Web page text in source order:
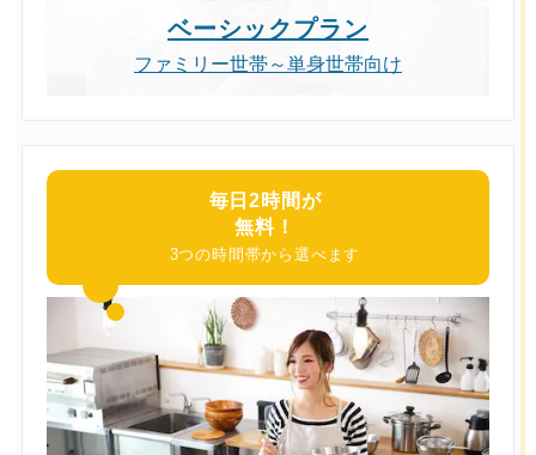
ベーシックプラン
ファミリー世帯～単身世帯向け
毎日2時間が
無料！
3つの時間帯から選べます